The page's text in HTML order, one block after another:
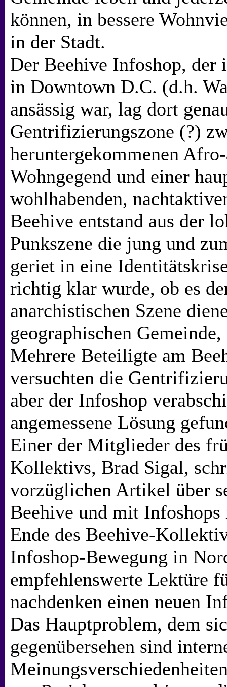
können, in bessere
in der Stadt.
Der Beehive Infoshop, der
in Downtown D.C. (d.h.
ansässig war, lag dort
Gentrifizierungszone (?)
heruntergekommenen
Wohngegend und einer
wohlhabenden,
Beehive entstand aus der
Punkszene die jung und
geriet in eine
richtig klar wurde, ob es
anarchistischen Szene
geographischen
Mehrere Beteiligte am
versuchten die
aber der Infoshop
angemessene Lösung
Einer der Mitglieder des
Kollektivs, Brad Sigal,
vorzüglichen Artikel über
Beehive und mit
Ende des Beehive-
Infoshop-Bewegung in
empfehlenswerte Lektüre
nachdenken einen neuen
Das Hauptproblem, dem
gegenübersehen sind